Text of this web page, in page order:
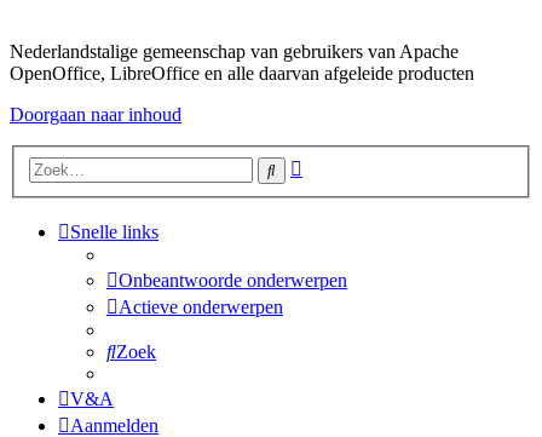
Nederlandstalige gemeenschap van gebruikers van Apache
OpenOffice, LibreOffice en alle daarvan afgeleide producten
Doorgaan naar inhoud
Zoek
Snelle links
Onbeantwoorde onderwerpen
Actieve onderwerpen
Zoek
V&A
Aanmelden